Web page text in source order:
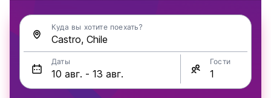
Куда вы хотите поехать?
Даты Гости